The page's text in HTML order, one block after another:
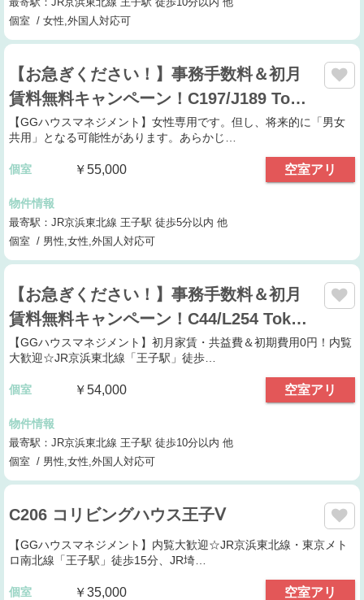
個室 / 女性,外国人対応可
【お急ぎください！】事務手数料＆初月
賃料無料キャンペーン！C197/J189 To…
【GGハウスマネジメント】女性専用です。但し、将来的に「男女
共用」となる可能性があります。あらかじ…
個室 ￥55,000 空室アリ
物件情報
最寄駅：JR京浜東北線 王子駅 徒歩5分以内 他
個室 / 男性,女性,外国人対応可
【お急ぎください！】事務手数料＆初月
賃料無料キャンペーン！C44/L254 Tok…
【GGハウスマネジメント】初月家賃・共益費＆初期費用0円！内覧
大歓迎☆JR京浜東北線「王子駅」徒歩…
個室 ￥54,000 空室アリ
物件情報
最寄駅：JR京浜東北線 王子駅 徒歩10分以内 他
個室 / 男性,女性,外国人対応可
C206 コリビングハウス王子Ⅴ
【GGハウスマネジメント】内覧大歓迎☆JR京浜東北線・東京メト
ロ南北線「王子駅」徒歩15分、JR埼…
個室 ￥35,000 空室アリ